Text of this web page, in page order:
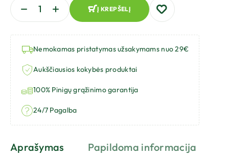
Į KREPŠELĮ
Nemokamas pristatymas užsakymams nuo 29€
Aukščiausios kokybės produktai
100% Pinigų grąžinimo garantija
24/7 Pagalba
Aprašymas Papildoma informacija